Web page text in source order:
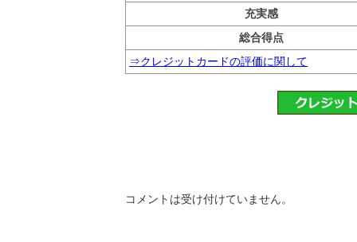
充実感
総合得点
⇒クレジットカードの評価に関して
コメントは受け付けていません。